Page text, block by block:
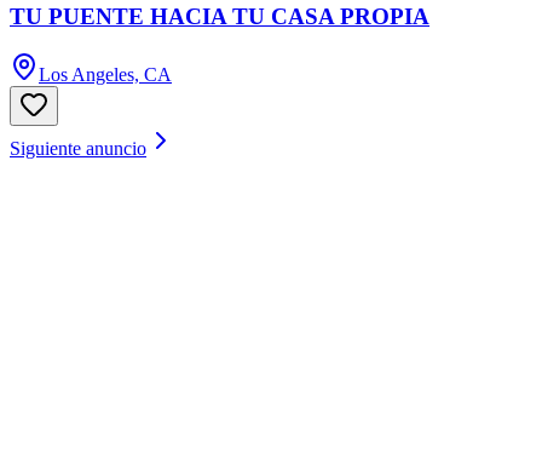
TU PUENTE HACIA TU CASA PROPIA
Los Angeles, CA
Siguiente anuncio